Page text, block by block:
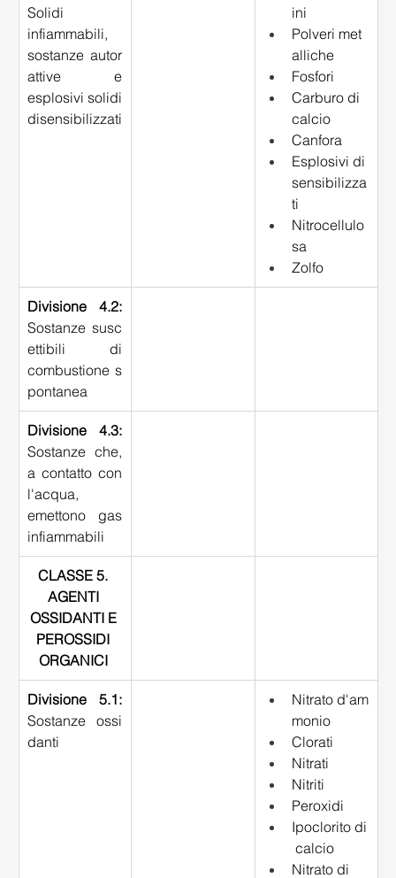
Solidi
infiammabili,
sostanze autor
attive e
esplosivi solidi
disensibilizzati
ini
Polveri met
alliche
Fosfori
Carburo di
calcio
Canfora
Esplosivi di
sensibilizza
ti
Nitrocellulo
sa
Zolfo
Sostanze susc
ettibili di
combustione s
pontanea
Sostanze che,
a contatto con
l'acqua,
emettono gas
infiammabili
CLASSE 5.
AGENTI
OSSIDANTI E
PEROSSIDI
ORGANICI
Divisione 5.1:
Sostanze ossi
danti
Nitrato d'am
monio
Clorati
Nitrati
Nitriti
Peroxidi
Ipoclorito di
calcio
Nitrato di